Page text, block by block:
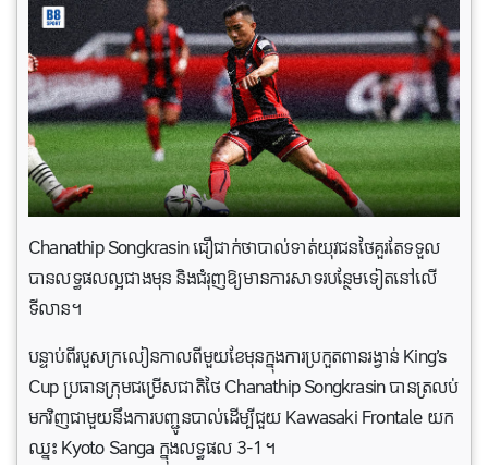
Chanathip Songkrasin ជឿជាក់​ថា​បាល់ទាត់​យុវជន​ថៃ​គួរ​តែ​ទទួល​
បាន​លទ្ធផល​ល្អ​ជាង​មុន និង​ជំរុញ​ឱ្យ​មាន​ការ​សាទរ​បន្ថែម​ទៀត​នៅ​លើ​
ទីលាន។
បន្ទាប់ពីរបួសក្រលៀនកាលពីមួយខែមុនក្នុងការប្រកួតពានរង្វាន់ King’s
Cup ប្រធានក្រុមជម្រើសជាតិថៃ Chanathip Songkrasin បានត្រលប់
មកវិញជាមួយនឹងការបញ្ជូនបាល់ដើម្បីជួយ Kawasaki Frontale យក
ឈ្នះ Kyoto Sanga ក្នុងលទ្ធផល 3-1 ។